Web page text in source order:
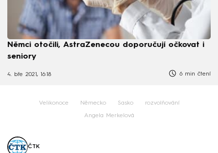
Němci otočili, AstraZenecou doporučují očkovat i
seniory
4. bře 2021, 16:18 6 min čtení
Velikonoce Německo Sasko rozvolňování
Angela Merkelová
ČTK